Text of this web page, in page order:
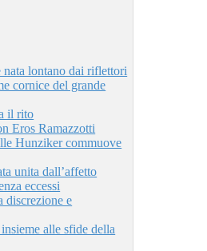
nata lontano dai riflettori
cornice del grande
il rito
Eros Ramazzotti
Hunziker commuove
unita dall’affetto
eccessi
discrezione e
alle sfide della